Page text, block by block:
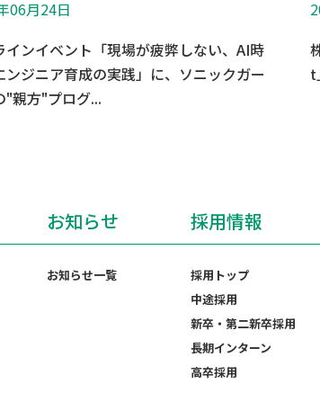
06月24日
インイベント「現場が疲弊しない、AI時
ンジニア育成の実践」に、ソニックガー
"親方"プログ...
t
お知らせ
お知らせ一覧
採用情報
採用トップ
中途採用
新卒・第二新卒採用
長期インターン
高卒採用